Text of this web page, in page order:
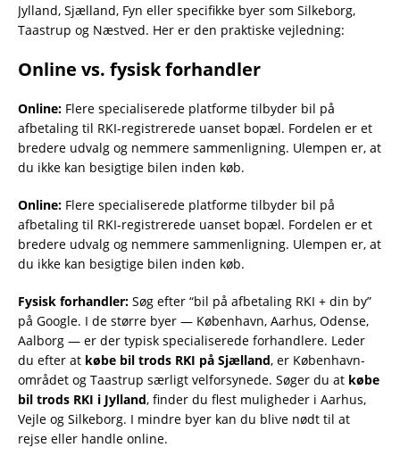
Jylland, Sjælland, Fyn eller specifikke byer som Silkeborg,
Taastrup og Næstved. Her er den praktiske vejledning:
Online vs. fysisk forhandler
Online: Flere specialiserede platforme tilbyder bil på
afbetaling til RKI-registrerede uanset bopæl. Fordelen er et
bredere udvalg og nemmere sammenligning. Ulempen er, at
du ikke kan besigtige bilen inden køb.
Online: Flere specialiserede platforme tilbyder bil på
afbetaling til RKI-registrerede uanset bopæl. Fordelen er et
bredere udvalg og nemmere sammenligning. Ulempen er, at
du ikke kan besigtige bilen inden køb.
Fysisk forhandler: Søg efter “bil på afbetaling RKI + din by”
på Google. I de større byer — København, Aarhus, Odense,
Aalborg — er der typisk specialiserede forhandlere. Leder
du efter at købe bil trods RKI på Sjælland, er København-
området og Taastrup særligt velforsynede. Søger du at købe
bil trods RKI i Jylland, finder du flest muligheder i Aarhus,
Vejle og Silkeborg. I mindre byer kan du blive nødt til at
rejse eller handle online.